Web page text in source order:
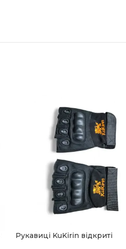
Рукавиці KuKirin відкриті